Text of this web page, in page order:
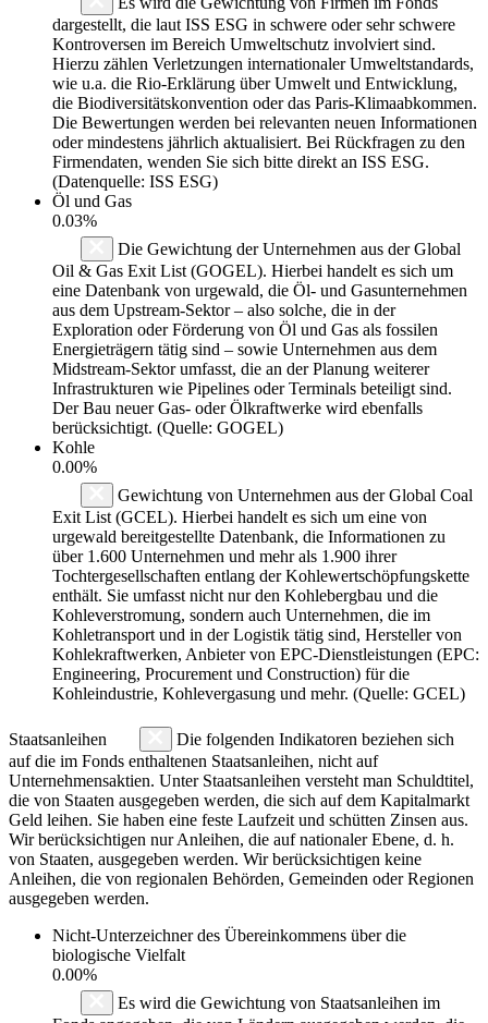
dargestellt, die laut ISS ESG in schwere oder sehr schwere
Kontroversen im Bereich Umweltschutz involviert sind.
Hierzu zählen Verletzungen internationaler Umweltstandards,
wie u.a. die Rio-Erklärung über Umwelt und Entwicklung,
die Biodiversitätskonvention oder das Paris-Klimaabkommen.
Die Bewertungen werden bei relevanten neuen Informationen
oder mindestens jährlich aktualisiert. Bei Rückfragen zu den
Firmendaten, wenden Sie sich bitte direkt an ISS ESG.
(Datenquelle: ISS ESG)
Öl und Gas
0.03%
Die Gewichtung der Unternehmen aus der Global
Oil & Gas Exit List (GOGEL). Hierbei handelt es sich um
eine Datenbank von urgewald, die Öl- und Gasunternehmen
aus dem Upstream-Sektor – also solche, die in der
Exploration oder Förderung von Öl und Gas als fossilen
Energieträgern tätig sind – sowie Unternehmen aus dem
Midstream-Sektor umfasst, die an der Planung weiterer
Infrastrukturen wie Pipelines oder Terminals beteiligt sind.
Der Bau neuer Gas- oder Ölkraftwerke wird ebenfalls
berücksichtigt. (Quelle: GOGEL)
Kohle
0.00%
Gewichtung von Unternehmen aus der Global Coal
Exit List (GCEL). Hierbei handelt es sich um eine von
urgewald bereitgestellte Datenbank, die Informationen zu
über 1.600 Unternehmen und mehr als 1.900 ihrer
Tochtergesellschaften entlang der Kohlewertschöpfungskette
enthält. Sie umfasst nicht nur den Kohlebergbau und die
Kohleverstromung, sondern auch Unternehmen, die im
Kohletransport und in der Logistik tätig sind, Hersteller von
Kohlekraftwerken, Anbieter von EPC-Dienstleistungen (EPC:
Engineering, Procurement und Construction) für die
Kohleindustrie, Kohlevergasung und mehr. (Quelle: GCEL)
Staatsanleihen
Die folgenden Indikatoren beziehen sich
auf die im Fonds enthaltenen Staatsanleihen, nicht auf
Unternehmensaktien. Unter Staatsanleihen versteht man Schuldtitel,
die von Staaten ausgegeben werden, die sich auf dem Kapitalmarkt
Geld leihen. Sie haben eine feste Laufzeit und schütten Zinsen aus.
Wir berücksichtigen nur Anleihen, die auf nationaler Ebene, d. h.
von Staaten, ausgegeben werden. Wir berücksichtigen keine
Anleihen, die von regionalen Behörden, Gemeinden oder Regionen
ausgegeben werden.
Nicht-Unterzeichner des Übereinkommens über die
biologische Vielfalt
0.00%
Es wird die Gewichtung von Staatsanleihen im